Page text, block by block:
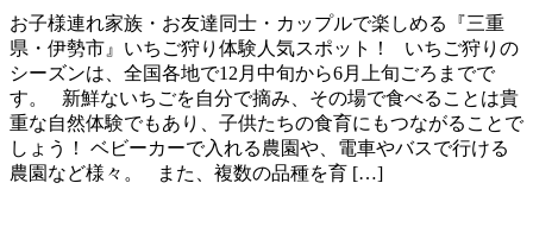
お子様連れ家族・お友達同士・カップルで楽しめる『三重
県・伊勢市』いちご狩り体験人気スポット！ いちご狩りの
シーズンは、全国各地で12月中旬から6月上旬ごろまでで
す。 新鮮ないちごを自分で摘み、その場で食べることは貴
重な自然体験でもあり、子供たちの食育にもつながることで
しょう！ ベビーカーで入れる農園や、電車やバスで行ける
農園など様々。 また、複数の品種を育 […]